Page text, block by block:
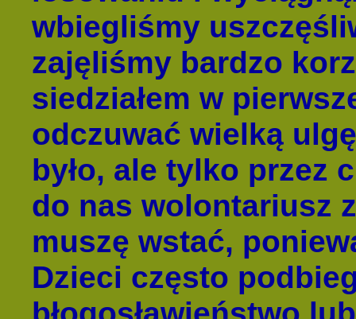
wbiegliśmy
zajęliśmy bardzo
siedziałem w
odczuwać wielką
było, ale tylko przez
do nas wolontariusz
muszę wstać,
Dzieci często